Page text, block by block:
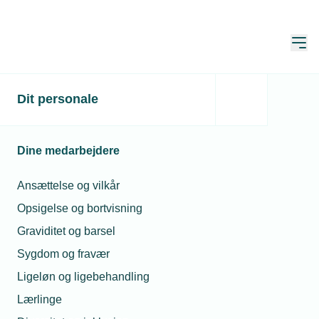
Dit personale
Dine medarbejdere
Ansættelse og vilkår
Opsigelse og bortvisning
Graviditet og barsel
Sygdom og fravær
Ligeløn og ligebehandling
Lærlinge
Økonomisk tilskud til